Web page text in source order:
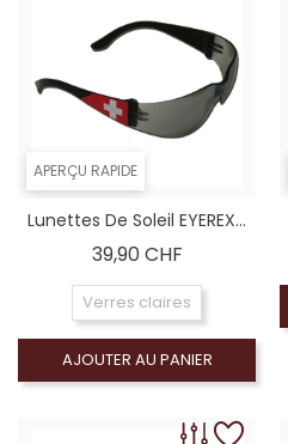
APERÇU RAPIDE
Lunettes De Soleil EYEREX...
39,90 CHFPrix
Verres claires
AJOUTER AU PANIER